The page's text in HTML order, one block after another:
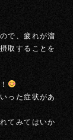
で、疲れが溜
取することを
った症状があ
てみてはいか